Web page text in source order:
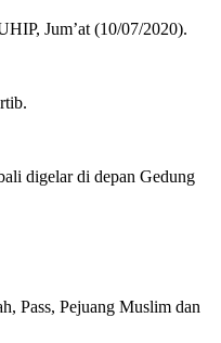
Jum’at (10/07/2020).
digelar di depan Gedung
Pass, Pejuang Muslim dan